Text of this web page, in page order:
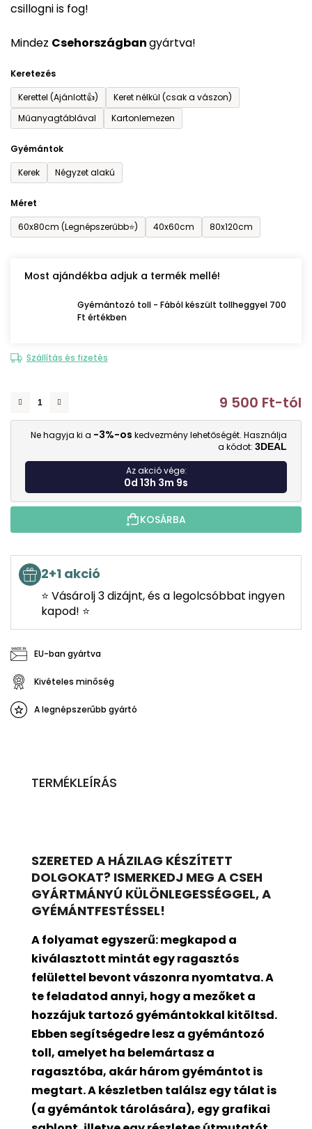
csillogni is fog!
Mindez Csehországbangyártva!
Keretezés
Kerettel (Ajánlott👍)
Keret nélkül (csak a vászon)
Műanyagtáblával
Kartonlemezen
Gyémántok
Kerek
Négyzet alakú
Méret
60x80cm (Legnépszerűbb⭐)
40x60cm 80x120cm
Most ajándékba adjuk a termék mellé!
Gyémántozó toll - Fából készült tollheggyel 700
Ft értékben
Szállítás és fizetés
9 500 Ft-tól
Ne hagyja ki a -3%-os kedvezmény lehetőségét. Használja
a kódot: 3DEAL
Az akció vége:
0d 13h 3m 8s
KOSÁRBA
2+1 akció
⭐ Vásárolj 3 dizájnt, és a legolcsóbbat ingyen
kapod! ⭐
EU-ban gyártva
Kivételes minőség
A legnépszerűbb gyártó
TERMÉKLEÍRÁS
SZERETED A HÁZILAG KÉSZÍTETT
DOLGOKAT? ISMERKEDJ MEG A CSEH
GYÁRTMÁNYÚ KÜLÖNLEGESSÉGGEL, A
GYÉMÁNTFESTÉSSEL!
A folyamat egyszerű: megkapod a
kiválasztott mintát egy ragasztós
felülettel bevontvászonra nyomtatva. A
te feladatod annyi, hogy a mezőket a
hozzájuk tartozó gyémántokkal kitöltsd.
Ebben segítségedre lesz a gyémántozó
toll, amelyet ha belemártasz a
ragasztóba, akár három gyémántot is
megtart. A készletben találsz egy tálat is
(a gyémántok tárolására), egy grafikai